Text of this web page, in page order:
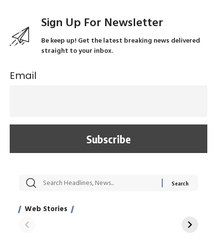
Sign Up For Newsletter
Be keep up! Get the latest breaking news delivered
straight to your inbox.
Email
Web Stories
सट्टेबाजी में अरेस्ट हुए
साहिल खान
रोज एक कच्चे लहसुन